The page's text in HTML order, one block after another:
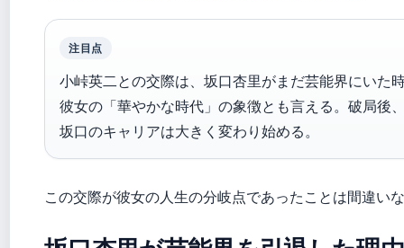
注目点
小峠英二との交際は、坂口杏里がまだ芸能界にいた
彼女の「華やかな時代」の象徴とも言える。破局後
坂口のキャリアは大きく変わり始める。
この交際が彼女の人生の分岐点であったことは間違い